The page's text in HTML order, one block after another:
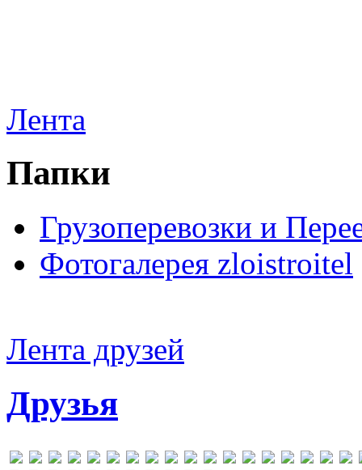
Лента
Папки
Грузоперевозки и
Фотогалерея zloistroitel
Лента друзей
Друзья